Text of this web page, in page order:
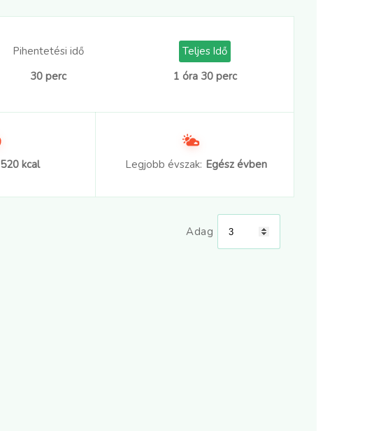
Pihentetési idő
30 perc
Teljes Idő
1 óra 30 perc
520 kcal Legjobb évszak: Egész évben
Adag